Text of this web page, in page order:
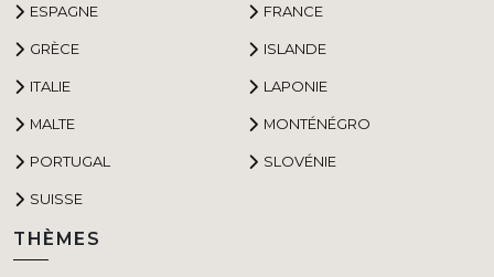
ESPAGNE FRANCE
GRÈCE ISLANDE
ITALIE LAPONIE
MALTE MONTÉNÉGRO
PORTUGAL SLOVÉNIE
SUISSE
THÈMES